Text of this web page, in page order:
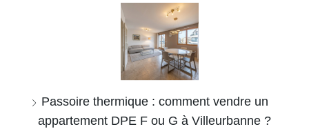
Passoire thermique : comment vendre un
appartement DPE F ou G à Villeurbanne ?